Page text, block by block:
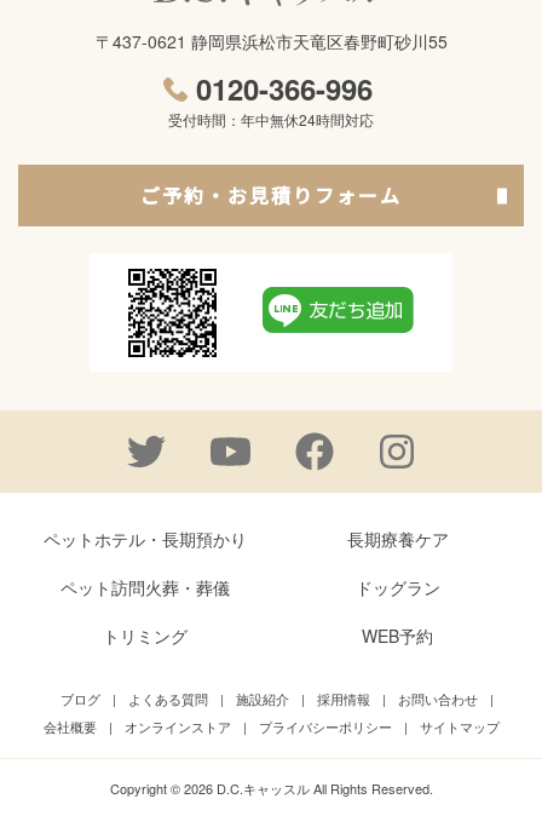
〒437-0621 静岡県浜松市天竜区春野町砂川55
0120-366-996
受付時間：年中無休24時間対応
ご予約・お見積りフォーム
ペットホテル・長期預かり
長期療養ケア
ペット訪問火葬・葬儀
ドッグラン
トリミング
WEB予約
ブログ | よくある質問 | 施設紹介 | 採用情報 | お問い合わせ
|
会社概要
| オンラインストア | プライバシーポリシー | サイトマップ
Copyright © 2026 D.C.キャッスル All Rights Reserved.